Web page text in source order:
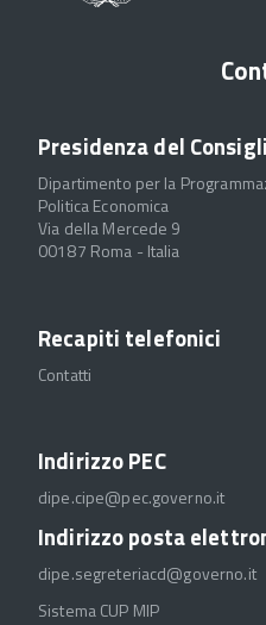
Presidenza del
Dipartimento per la
Politica Economica
Via della Mercede 9
00187 Roma - Italia
Recapiti telefonici
Contatti
Indirizzo PEC
dipe.cipe@pec.governo.it
Indirizzo posta
dipe.segreteriacd@governo.it
Sistema CUP MIP